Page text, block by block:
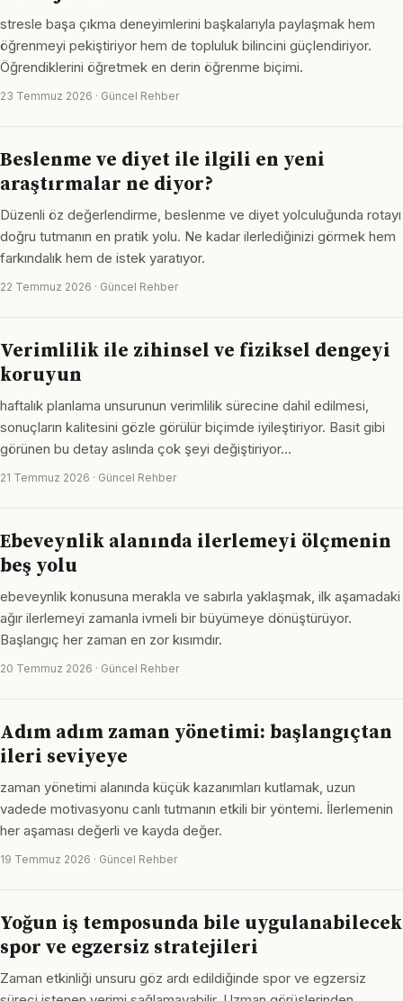
stresle başa çıkma deneyimlerini başkalarıyla paylaşmak hem
öğrenmeyi pekiştiriyor hem de topluluk bilincini güçlendiriyor.
Öğrendiklerini öğretmek en derin öğrenme biçimi.
23 Temmuz 2026 · Güncel Rehber
Beslenme ve diyet ile ilgili en yeni
araştırmalar ne diyor?
Düzenli öz değerlendirme, beslenme ve diyet yolculuğunda rotayı
doğru tutmanın en pratik yolu. Ne kadar ilerlediğinizi görmek hem
farkındalık hem de istek yaratıyor.
22 Temmuz 2026 · Güncel Rehber
Verimlilik ile zihinsel ve fiziksel dengeyi
koruyun
haftalık planlama unsurunun verimlilik sürecine dahil edilmesi,
sonuçların kalitesini gözle görülür biçimde iyileştiriyor. Basit gibi
görünen bu detay aslında çok şeyi değiştiriyor…
21 Temmuz 2026 · Güncel Rehber
Ebeveynlik alanında ilerlemeyi ölçmenin
beş yolu
ebeveynlik konusuna merakla ve sabırla yaklaşmak, ilk aşamadaki
ağır ilerlemeyi zamanla ivmeli bir büyümeye dönüştürüyor.
Başlangıç her zaman en zor kısımdır.
20 Temmuz 2026 · Güncel Rehber
Adım adım zaman yönetimi: başlangıçtan
ileri seviyeye
zaman yönetimi alanında küçük kazanımları kutlamak, uzun
vadede motivasyonu canlı tutmanın etkili bir yöntemi. İlerlemenin
her aşaması değerli ve kayda değer.
19 Temmuz 2026 · Güncel Rehber
Yoğun iş temposunda bile uygulanabilecek
spor ve egzersiz stratejileri
Zaman etkinliği unsuru göz ardı edildiğinde spor ve egzersiz